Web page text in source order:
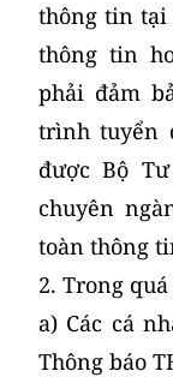
thông tin tại
thông tin
phải đảm
trình tuyển
được Bộ
chuyên
toàn thông
2. Trong
a) Các cá
Thông báo